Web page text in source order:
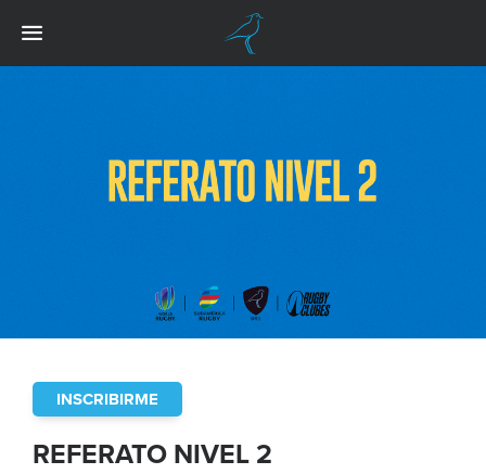
INSCRIBIRME
REFERATO NIVEL 2